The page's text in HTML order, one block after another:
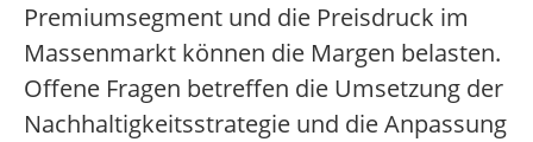
Premiumsegment und die Preisdruck im
Massenmarkt können die Margen belasten.
Offene Fragen betreffen die Umsetzung der
Nachhaltigkeitsstrategie und die Anpassung